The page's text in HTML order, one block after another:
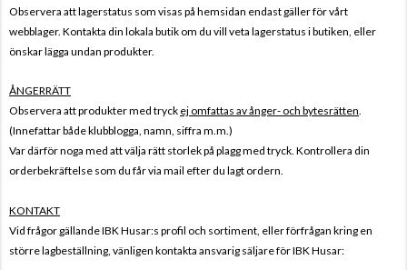
Observera att lagerstatus som visas på hemsidan endast gäller för vårt
webblager. Kontakta din lokala butik om du vill veta lagerstatus i butiken, eller
önskar lägga undan produkter.
ÅNGERRÄTT
Observera att produkter med tryck ej omfattas av ånger- och bytesrätten.
(Innefattar både klubblogga, namn, siffra m.m.)
Var därför noga med att välja rätt storlek på plagg med tryck. Kontrollera din
orderbekräftelse som du får via mail efter du lagt ordern.
KONTAKT
Vid frågor gällande IBK Husar:s profil och sortiment, eller förfrågan kring en
större lagbeställning, vänligen kontakta ansvarig säljare för IBK Husar: